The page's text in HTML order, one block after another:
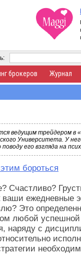
брокеров Журнал
ведущим трейдером в
Университета. У
его взгляда на
бороться
Счастливо?
ваши ежедневные
Это
любой успешной
наряду с